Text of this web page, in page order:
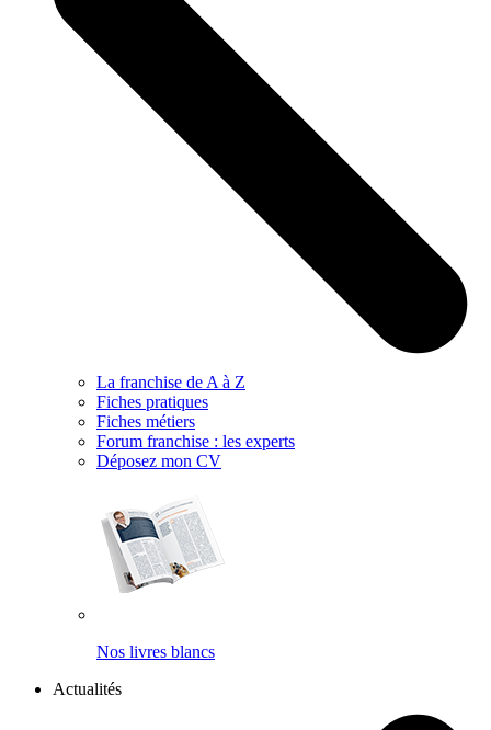
La franchise de A à Z
Fiches pratiques
Fiches métiers
Forum franchise : les experts
Déposez mon CV
Nos livres blancs
Actualités